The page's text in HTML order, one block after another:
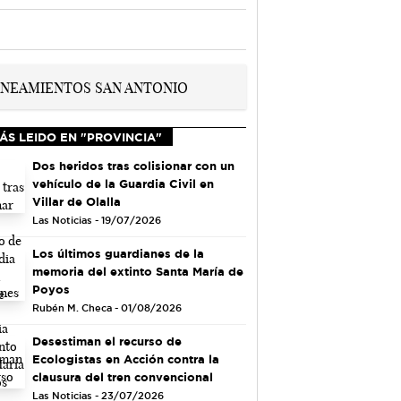
LEIDO EN "PROVINCIA"
Dos heridos tras colisionar con un
vehículo de la Guardia Civil en
Villar de Olalla
Las Noticias - 19/07/2026
Los últimos guardianes de la
memoria del extinto Santa María de
Poyos
Rubén M. Checa - 01/08/2026
Desestiman el recurso de
Ecologistas en Acción contra la
clausura del tren convencional
Las Noticias - 23/07/2026